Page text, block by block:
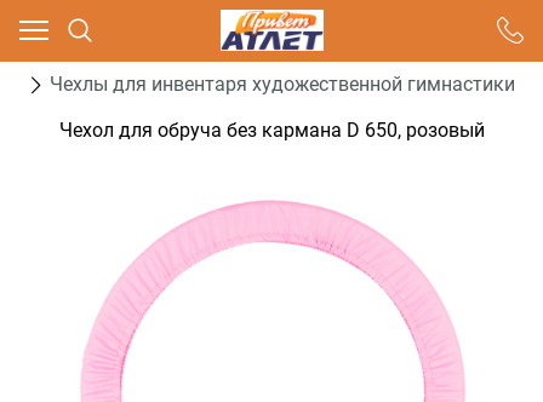
Чехлы для инвентаря художественной гимнастики
Чехол для обруча без кармана D 650, розовый
Ваш город - Москва,
угадали?
ДА НЕТ